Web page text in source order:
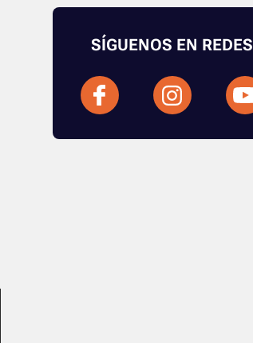
SÍGUENOS EN REDES